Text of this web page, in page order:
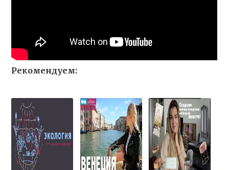
Рекомендуем: